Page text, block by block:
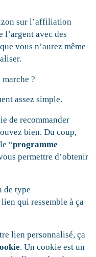
sur l’affiliation
avec des
vous n’aurez même
?
assez simple.
de recommander
bien. Du coup,
“programme
permettre d’obtenir
de type
qui ressemble à ça
lien personnalisé, ça
. Un cookie est un